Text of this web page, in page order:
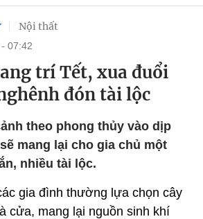
Nội thất
- 07:42
trí Tết, xua đuổi
đón tài lộc
theo phong thủy vào dịp
mang lại cho gia chủ một
nhiều tài lộc.
gia đình thường lựa chọn cây
cửa, mang lại nguồn sinh khí